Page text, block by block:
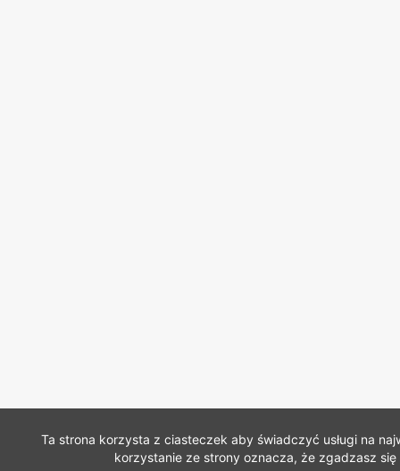
Ta strona korzysta z ciasteczek aby świadczyć usługi na
korzystanie ze strony oznacza, że zgadzasz